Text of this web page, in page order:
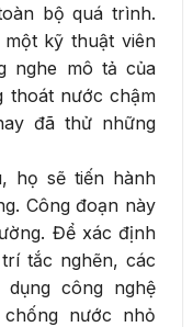
bộ quá trình.
kỹ thuật viên
nghe mô tả của
thoát nước chậm
đã thử những
họ sẽ tiến hành
Công đoạn này
Để xác định
tắc nghẽn, các
công nghệ
nước nhỏ